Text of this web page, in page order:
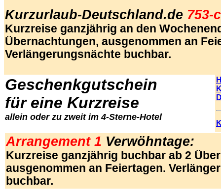
Kurzurlaub-Deutschland.de 753-
Kurzreise ganzjährig an den
Übernachtungen, ausgenommen an
Verlängerungsnächte buchbar.
Geschenkgutschein
für eine Kurzreise
allein oder zu zweit im 4-Sterne-Hotel
Arrangement 1 Verwöhntage:
Kurzreise ganzjährig buchbar ab 2
ausgenommen an Feiertagen.
buchbar.